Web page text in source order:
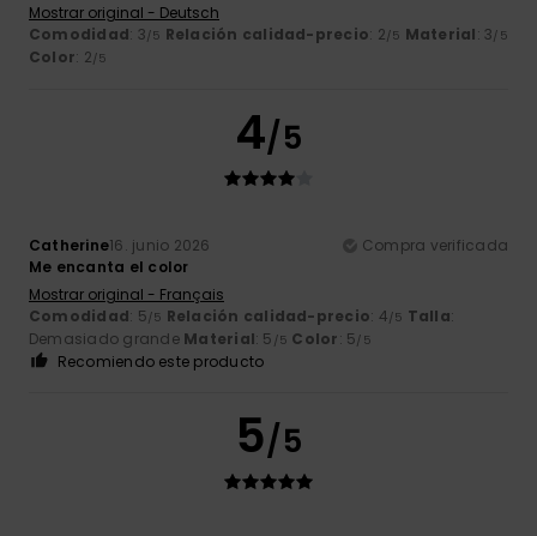
Mostrar original - Deutsch
Comodidad: 3 /5 Relación calidad-precio: 2 /5 Material: 3 /5
Color: 2 /5
4/5
Catherine16. junio 2026
Compra verificada
Me encanta el color
Mostrar original - Français
Comodidad: 5 /5 Relación calidad-precio: 4 /5 Talla:
Demasiado grande Material: 5 /5 Color: 5 /5
Recomiendo este producto
5/5